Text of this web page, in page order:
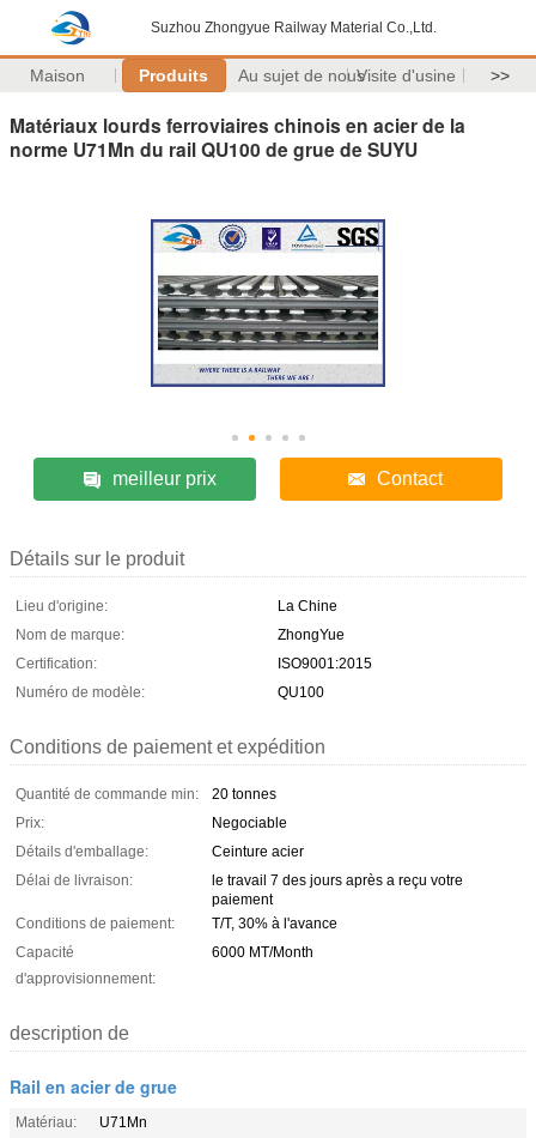
Suzhou Zhongyue Railway Material Co.,Ltd.
Maison Produits Au sujet de nousVisite d'usine >>
Matériaux lourds ferroviaires chinois en acier de la
norme U71Mn du rail QU100 de grue de SUYU
meilleur prix Contact
Détails sur le produit
Lieu d'origine:
La Chine
Nom de marque:
ZhongYue
Certification:
ISO9001:2015
Numéro de modèle:
QU100
Conditions de paiement et expédition
Quantité de commande min:
20 tonnes
Prix:
Negociable
Détails d'emballage:
Ceinture acier
Délai de livraison:
le travail 7 des jours après a reçu votre
paiement
Conditions de paiement:
T/T, 30% à l'avance
Capacité
d'approvisionnement:
6000 MT/Month
description de
Rail en acier de grue
Matériau:
U71Mn